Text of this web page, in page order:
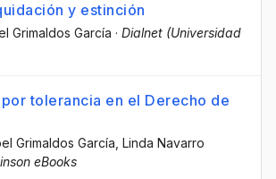
y estinción
Grimaldos García · Dialnet (Universidad
tolerancia en el Derecho de
Grimaldos García , Linda Navarro
eBooks